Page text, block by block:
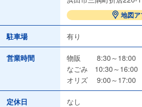
地図
駐車場 有り
営業時間
物販 8:30～18:00
なごみ 10:30～16:00
オリズ 9:00～17:00
定休日 なし